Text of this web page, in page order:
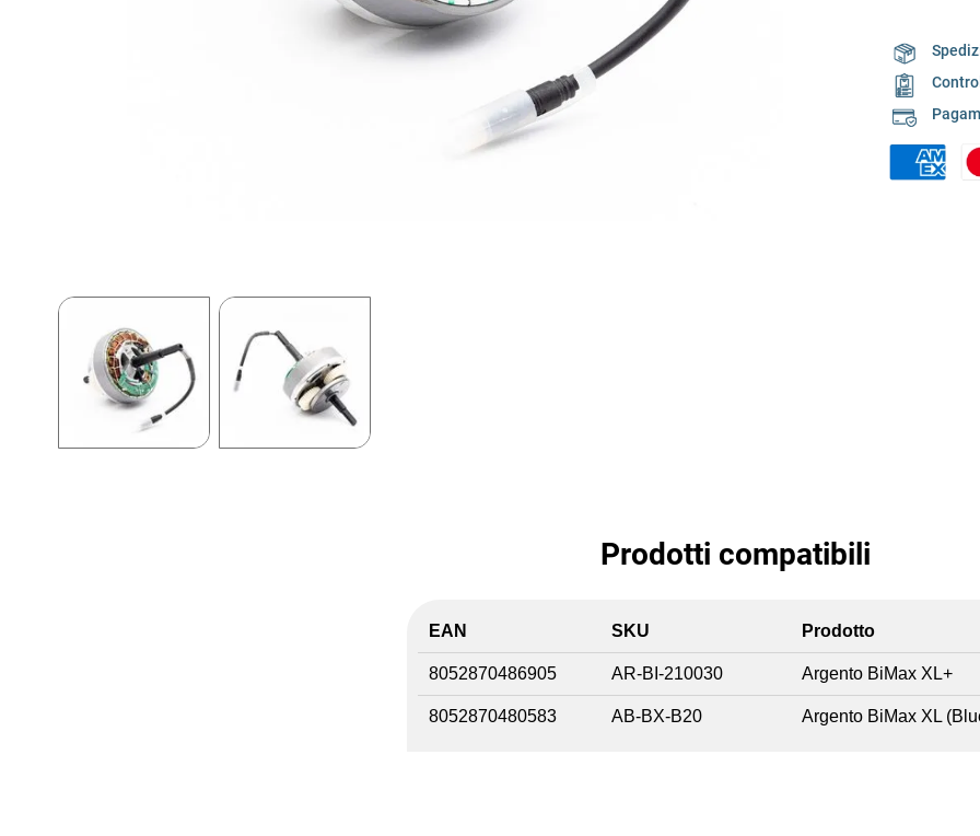
Prodotti compatibili
EAN SKU Prodotto
8052870486905 AR-BI-210030 Argento BiMax XL+
8052870480583 AB-BX-B20 Argento BiMax XL